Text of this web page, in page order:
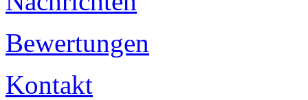
Bewertungen
Kontakt